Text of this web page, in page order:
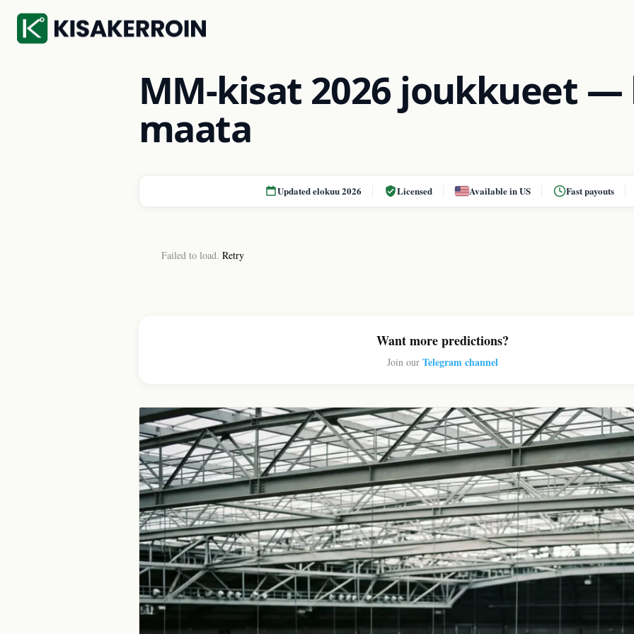
MM-kisat 2026 joukkueet —
maata
Updated elokuu 2026 Licensed Available in US Fast payouts
Failed to load. Retry
Want more predictions?
Join our Telegram channel